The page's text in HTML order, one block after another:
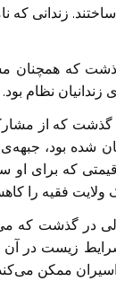
ساختند. زندانی
که همچنان
زندانیان نظام بود.
گذشت که از
شده بود،
که برای او
ولایت فقیه را
در گذشت که
زیست در آن و
ممکن